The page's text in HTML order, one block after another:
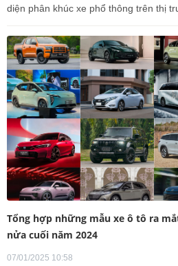
diện phân khúc xe phổ thông trên thị
Tổng hợp những mẫu xe ô tô ra
nửa cuối năm 2024
07/01/2025 10:58